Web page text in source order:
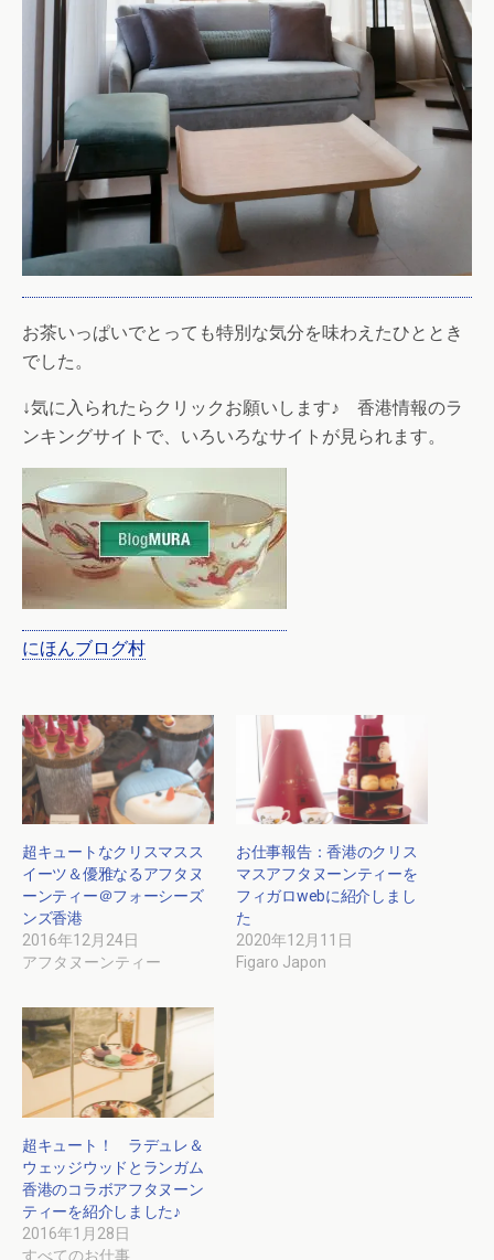
お茶いっぱいでとっても特別な気分を味わえたひととき
でした。
↓気に入られたらクリックお願いします♪ 香港情報のラ
ンキングサイトで、いろいろなサイトが見られます。
にほんブログ村
超キュートなクリスマスス
イーツ＆優雅なるアフタヌ
ーンティー＠フォーシーズ
ンズ香港
2016年12月24日
アフタヌーンティー
お仕事報告：香港のクリス
マスアフタヌーンティーを
フィガロwebに紹介しまし
た
2020年12月11日
Figaro Japon
超キュート！ ラデュレ＆
ウェッジウッドとランガム
香港のコラボアフタヌーン
ティーを紹介しました♪
2016年1月28日
すべてのお仕事